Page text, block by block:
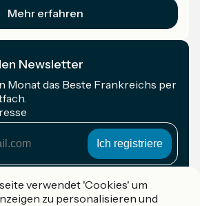
Mehr erfahren
Newsletter
Monat das Beste Frankreichs per
von Destination France
verwendet 'Cookies' um
zu personalisieren und